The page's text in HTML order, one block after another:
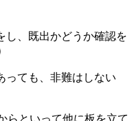
、既出かどうか確認を
っても、非難はしない
らといって他に板を立て